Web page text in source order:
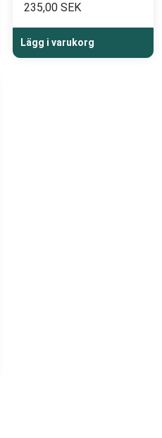
235,00 SEK
Lägg i varukorg